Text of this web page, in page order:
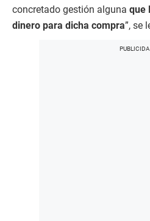
concretado gestión alguna que
dinero para dicha compra”, se